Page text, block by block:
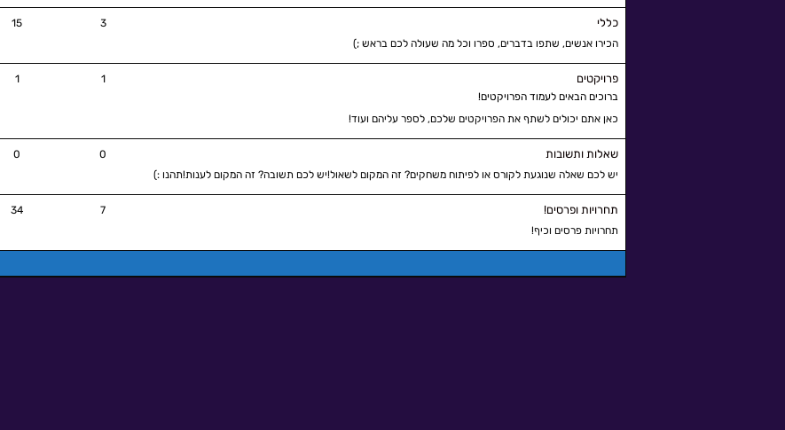
כללי
הכירו אנשים, שתפו בדברים, ספרו וכל מה שעולה לכם בראש ;)
3
15
פרויקטים
ברוכים הבאים לעמוד הפרויקטים!
כאן אתם יכולים לשתף את הפרויקטים שלכם, לספר עליהם ועוד!
1
1
שאלות ותשובות
יש לכם שאלה שנוגעת לקורס או לפיתוח משחקים? זה המקום לשאול!יש לכם תשובה? זה המקום לענות!תהנו :)
0
0
תחרויות ופרסים!
תחרויות פרסים וכיף!
7
34